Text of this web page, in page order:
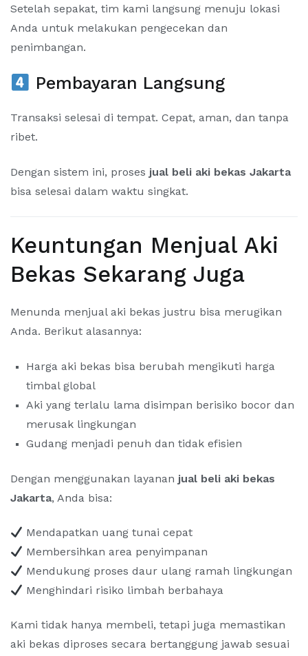
Setelah sepakat, tim kami langsung menuju lokasi
Anda untuk melakukan pengecekan dan
penimbangan.
Pembayaran Langsung
Transaksi selesai di tempat. Cepat, aman, dan tanpa
ribet.
Dengan sistem ini, proses jual beli aki bekas Jakarta
bisa selesai dalam waktu singkat.
Keuntungan Menjual Aki
Bekas Sekarang Juga
Menunda menjual aki bekas justru bisa merugikan
Anda. Berikut alasannya:
Harga aki bekas bisa berubah mengikuti harga
timbal global
Aki yang terlalu lama disimpan berisiko bocor dan
merusak lingkungan
Gudang menjadi penuh dan tidak efisien
Dengan menggunakan layanan jual beli aki bekas
Jakarta, Anda bisa:
Mendapatkan uang tunai cepat
Membersihkan area penyimpanan
Mendukung proses daur ulang ramah lingkungan
Menghindari risiko limbah berbahaya
Kami tidak hanya membeli, tetapi juga memastikan
aki bekas diproses secara bertanggung jawab sesuai